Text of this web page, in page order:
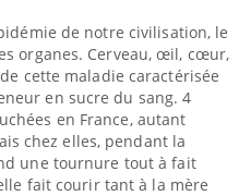
de notre civilisation, le
organes. Cerveau, œil, cœur,
cette maladie caractérisée
en sucre du sang. 4
en France, autant
chez elles, pendant la
une tournure tout à fait
fait courir tant à la mère